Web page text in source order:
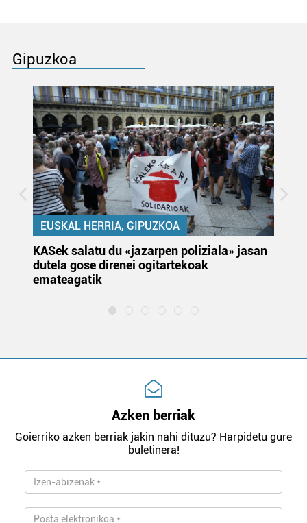
Gipuzkoa
EUSKAL HERRIA, GIPUZKOA
KASek salatu du «jazarpen poliziala» jasan
dutela gose direnei ogitartekoak
emateagatik
Azken berriak
Goierriko azken berriak jakin nahi dituzu? Harpidetu gure
buletinera!